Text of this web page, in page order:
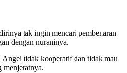
tak ingin mencari pembenaran
dengan nuraninya.
Angel tidak kooperatif dan tidak mau
menjeratnya.